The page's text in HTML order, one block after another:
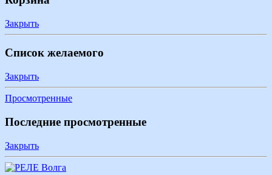
Закрыть
Список желаемого
Закрыть
Просмотренные
Последние просмотренные
Закрыть